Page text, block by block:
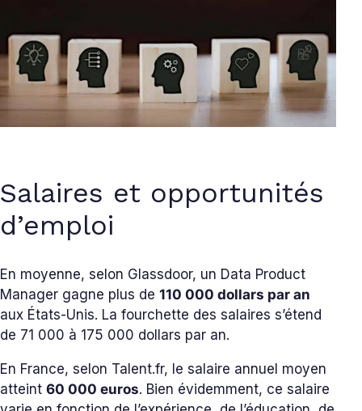
Salaires et opportunités
d’emploi
En moyenne, selon Glassdoor, un Data Product
Manager gagne plus de 110 000 dollars par an
aux États-Unis. La fourchette des salaires s’étend
de 71 000 à 175 000 dollars par an.
En France, selon Talent.fr, le salaire annuel moyen
atteint 60 000 euros. Bien évidemment, ce salaire